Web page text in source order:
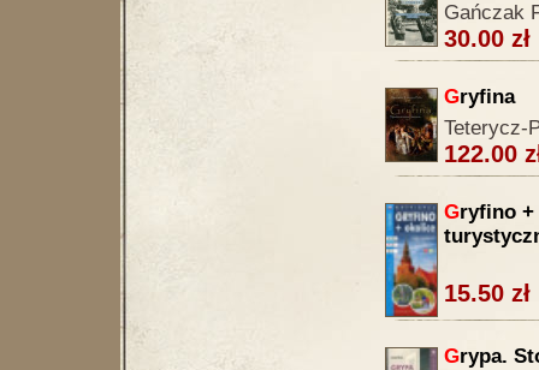
Gańczak
30.00 zł
Gryfina
Teterycz-
122.00
Gryfino +
15.50 zł
Grypa.